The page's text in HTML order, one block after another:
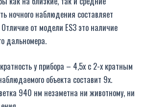
ночного наблюдения составляет
от модели ES3 это наличие
дальномера.
у прибора – 4,5х с 2-х кратным
объекта составит 9х.
940 нм незаметна ни животному, ни